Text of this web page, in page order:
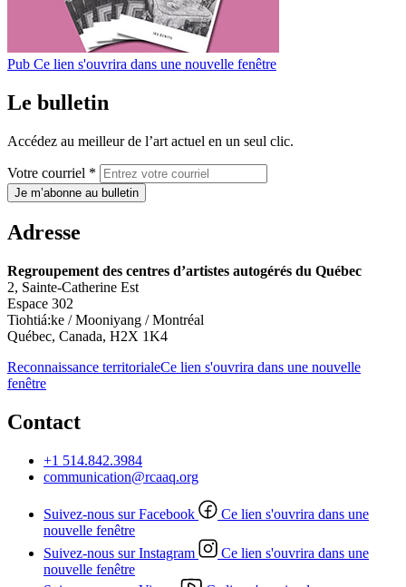
Pub Ce lien s'ouvrira dans une nouvelle fenêtre
Le bulletin
Accédez au meilleur de l’art actuel en un seul clic.
Votre courriel *
Je m’abonne au bulletin
Adresse
Regroupement des centres d’artistes autogérés du Québec
2, Sainte-Catherine Est
Espace 302
Tiohtiá:ke / Mooniyang / Montréal
Québec, Canada, H2X 1K4
Reconnaissance territorialeCe lien s'ouvrira dans une nouvelle
fenêtre
Contact
+1 514.842.3984
communication@rcaaq.org
Suivez-nous sur Facebook
Ce lien s'ouvrira dans une
nouvelle fenêtre
Suivez-nous sur Instagram
Ce lien s'ouvrira dans une
nouvelle fenêtre